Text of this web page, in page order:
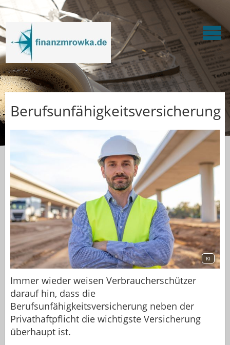
Berufsunfähigkeitsversicherung
KI
Immer wieder weisen Verbraucherschützer
darauf hin, dass die
Berufsunfähigkeitsversicherung neben der
Privathaftpflicht die wichtigste Versicherung
überhaupt ist.